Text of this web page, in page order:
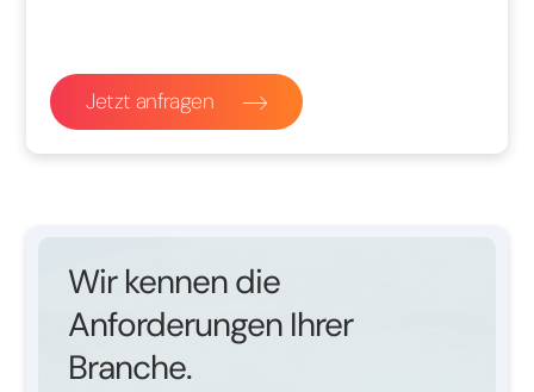
Jetzt anfragen
Wir kennen die
Anforderungen Ihrer
Branche.